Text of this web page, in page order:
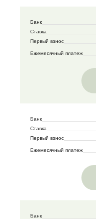
Банк
Ставка
Первый взнос
Ежемесячный платеж
Банк
Ставка
Первый взнос
Ежемесячный платеж
Банк